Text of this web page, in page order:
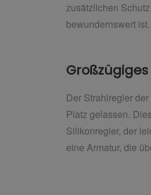
zusätzlichen
bewundernswert ist.
Der Strahlregler
Platz gelassen.
Silikonregler, der
eine Armatur, die